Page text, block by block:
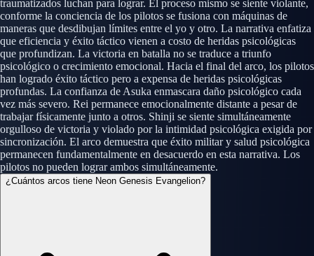
traumatizados luchan para lograr. El proceso mismo se siente violante,
conforme la conciencia de los pilotos se fusiona con máquinas de
maneras que desdibujan límites entre el yo y otro. La narrativa enfatiza
que eficiencia y éxito táctico vienen a costo de heridas psicológicas
que profundizan. La victoria en batalla no se traduce a triunfo
psicológico o crecimiento emocional. Hacia el final del arco, los pilotos
han logrado éxito táctico pero a expensa de heridas psicológicas
profundas. La confianza de Asuka enmascara daño psicológico cada
vez más severo. Rei permanece emocionalmente distante a pesar de
trabajar físicamente junto a otros. Shinji se siente simultáneamente
orgulloso de victoria y violado por la intimidad psicológica exigida por
sincronización. El arco demuestra que éxito militar y salud psicológica
permanecen fundamentalmente en desacuerdo en esta narrativa. Los
pilotos no pueden lograr ambos simultáneamente.
¿Cuántos arcos tiene Neon Genesis Evangelion?